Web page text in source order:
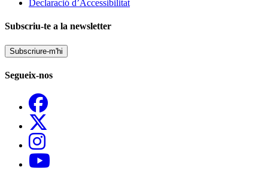
Declaració d’Accessibilitat
Subscriu-te a la newsletter
Subscriure-m'hi
Segueix-nos